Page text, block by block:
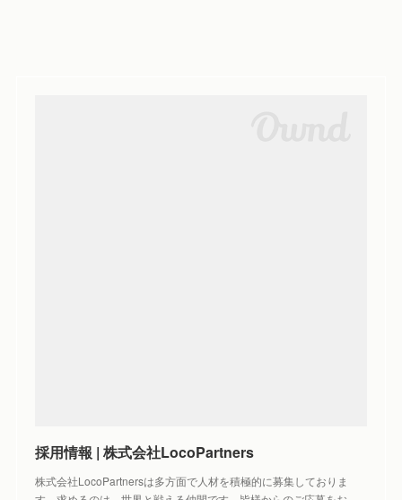
採用情報 | 株式会社LocoPartners
株式会社LocoPartnersは多方面で人材を積極的に募集しておりま